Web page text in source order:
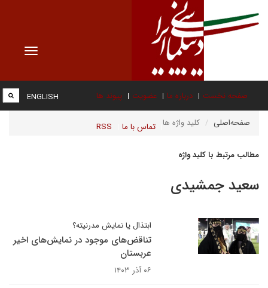
Toggle
صفحه نخست درباره ما عضویت پیوند ها
تماس با ما RSS
ENGLISH
صفحه‌اصلی کلید واژه ها
مطالب مرتبط با کلید واژه
سعید جمشیدی
ابتذال یا نمایش مدرنیته؟
تناقض‌های موجود در نمایش‌های اخیر
عربستان
۰۶ آذر ۱۴۰۳